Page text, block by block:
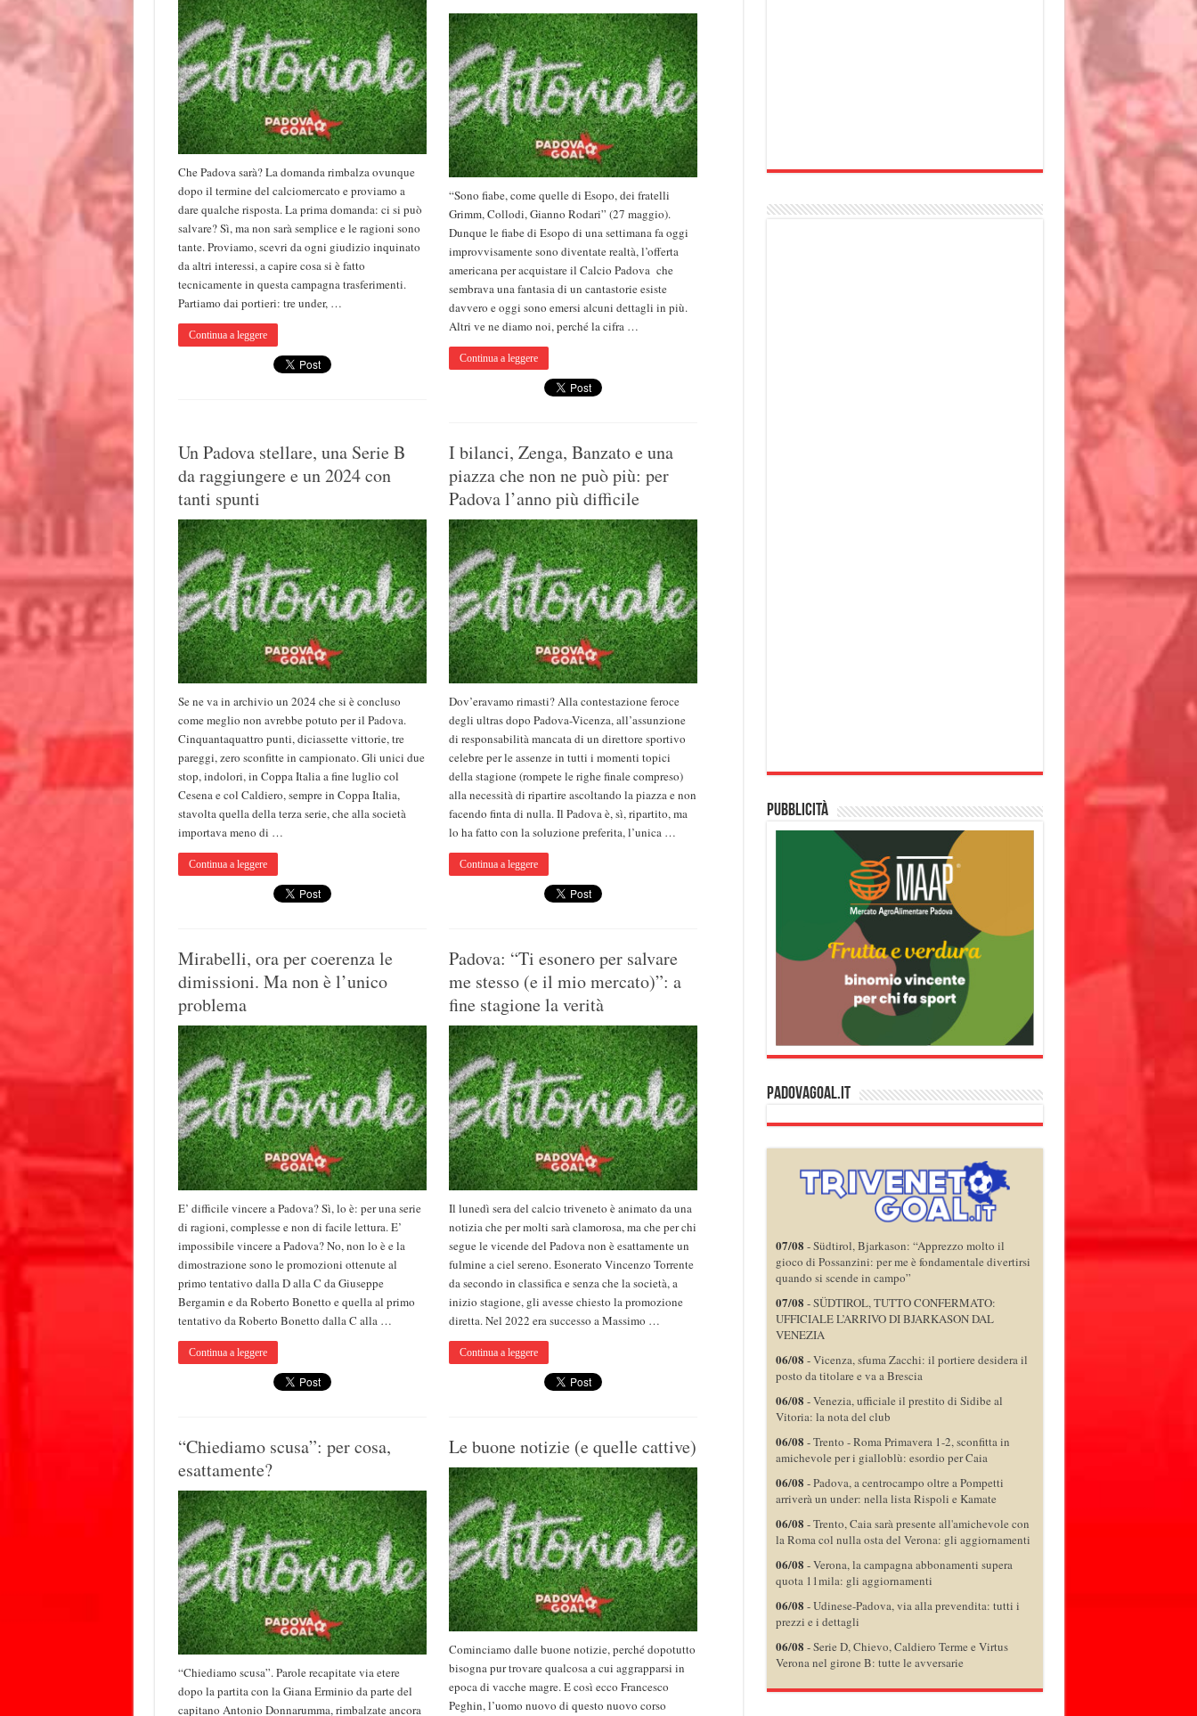
Che Padova sarà? La domanda rimbalza ovunque
dopo il termine del calciomercato e proviamo a
dare qualche risposta. La prima domanda: ci si può
salvare? Sì, ma non sarà semplice e le ragioni sono
tante. Proviamo, scevri da ogni giudizio inquinato
da altri interessi, a capire cosa si è fatto
tecnicamente in questa campagna trasferimenti.
Partiamo dai portieri: tre under, …
Continua a leggere
“Sono fiabe, come quelle di Esopo, dei fratelli
Grimm, Collodi, Gianno Rodari” (27 maggio).
Dunque le fiabe di Esopo di una settimana fa oggi
improvvisamente sono diventate realtà, l’offerta
americana per acquistare il Calcio Padova che
sembrava una fantasia di un cantastorie esiste
davvero e oggi sono emersi alcuni dettagli in più.
Altri ve ne diamo noi, perché la cifra …
Continua a leggere
Un Padova stellare, una Serie B
da raggiungere e un 2024 con
tanti spunti
Se ne va in archivio un 2024 che si è concluso
come meglio non avrebbe potuto per il Padova.
Cinquantaquattro punti, diciassette vittorie, tre
pareggi, zero sconfitte in campionato. Gli unici due
stop, indolori, in Coppa Italia a fine luglio col
Cesena e col Caldiero, sempre in Coppa Italia,
stavolta quella della terza serie, che alla società
importava meno di …
Continua a leggere
I bilanci, Zenga, Banzato e una
piazza che non ne può più: per
Padova l’anno più difficile
Dov’eravamo rimasti? Alla contestazione feroce
degli ultras dopo Padova-Vicenza, all’assunzione
di responsabilità mancata di un direttore sportivo
celebre per le assenze in tutti i momenti topici
della stagione (rompete le righe finale compreso)
alla necessità di ripartire ascoltando la piazza e non
facendo finta di nulla. Il Padova è, sì, ripartito, ma
lo ha fatto con la soluzione preferita, l’unica …
Continua a leggere
Mirabelli, ora per coerenza le
dimissioni. Ma non è l’unico
problema
E’ difficile vincere a Padova? Sì, lo è: per una serie
di ragioni, complesse e non di facile lettura. E’
impossibile vincere a Padova? No, non lo è e la
dimostrazione sono le promozioni ottenute al
primo tentativo dalla D alla C da Giuseppe
Bergamin e da Roberto Bonetto e quella al primo
tentativo da Roberto Bonetto dalla C alla …
Continua a leggere
Padova: “Ti esonero per salvare
me stesso (e il mio mercato)”: a
fine stagione la verità
Il lunedì sera del calcio triveneto è animato da una
notizia che per molti sarà clamorosa, ma che per chi
segue le vicende del Padova non è esattamente un
fulmine a ciel sereno. Esonerato Vincenzo Torrente
da secondo in classifica e senza che la società, a
inizio stagione, gli avesse chiesto la promozione
diretta. Nel 2022 era successo a Massimo …
Continua a leggere
“Chiediamo scusa”: per cosa,
esattamente?
“Chiediamo scusa”. Parole recapitate via etere
dopo la partita con la Giana Erminio da parte del
capitano Antonio Donnarumma, rimbalzate ancora
Le buone notizie (e quelle cattive)
Cominciamo dalle buone notizie, perché dopotutto
bisogna pur trovare qualcosa a cui aggrapparsi in
epoca di vacche magre. E così ecco Francesco
Peghin, l’uomo nuovo di questo nuovo corso
Pubblicità
padovagoal.it
07/08 -Südtirol, Bjarkason: “Apprezzo molto il
gioco di Possanzini: per me è fondamentale divertirsi
quando si scende in campo”
07/08 -SÜDTIROL, TUTTO CONFERMATO:
UFFICIALE L’ARRIVO DI BJARKASON DAL
VENEZIA
06/08 -Vicenza, sfuma Zacchi: il portiere desidera il
posto da titolare e va a Brescia
06/08 -Venezia, ufficiale il prestito di Sidibe al
Vitoria: la nota del club
06/08 -Trento - Roma Primavera 1-2, sconfitta in
amichevole per i gialloblù: esordio per Caia
06/08 -Padova, a centrocampo oltre a Pompetti
arriverà un under: nella lista Rispoli e Kamate
06/08 -Trento, Caia sarà presente all'amichevole con
la Roma col nulla osta del Verona: gli aggiornamenti
06/08 -Verona, la campagna abbonamenti supera
quota 11mila: gli aggiornamenti
06/08 -Udinese-Padova, via alla prevendita: tutti i
prezzi e i dettagli
06/08 -Serie D, Chievo, Caldiero Terme e Virtus
Verona nel girone B: tutte le avversarie